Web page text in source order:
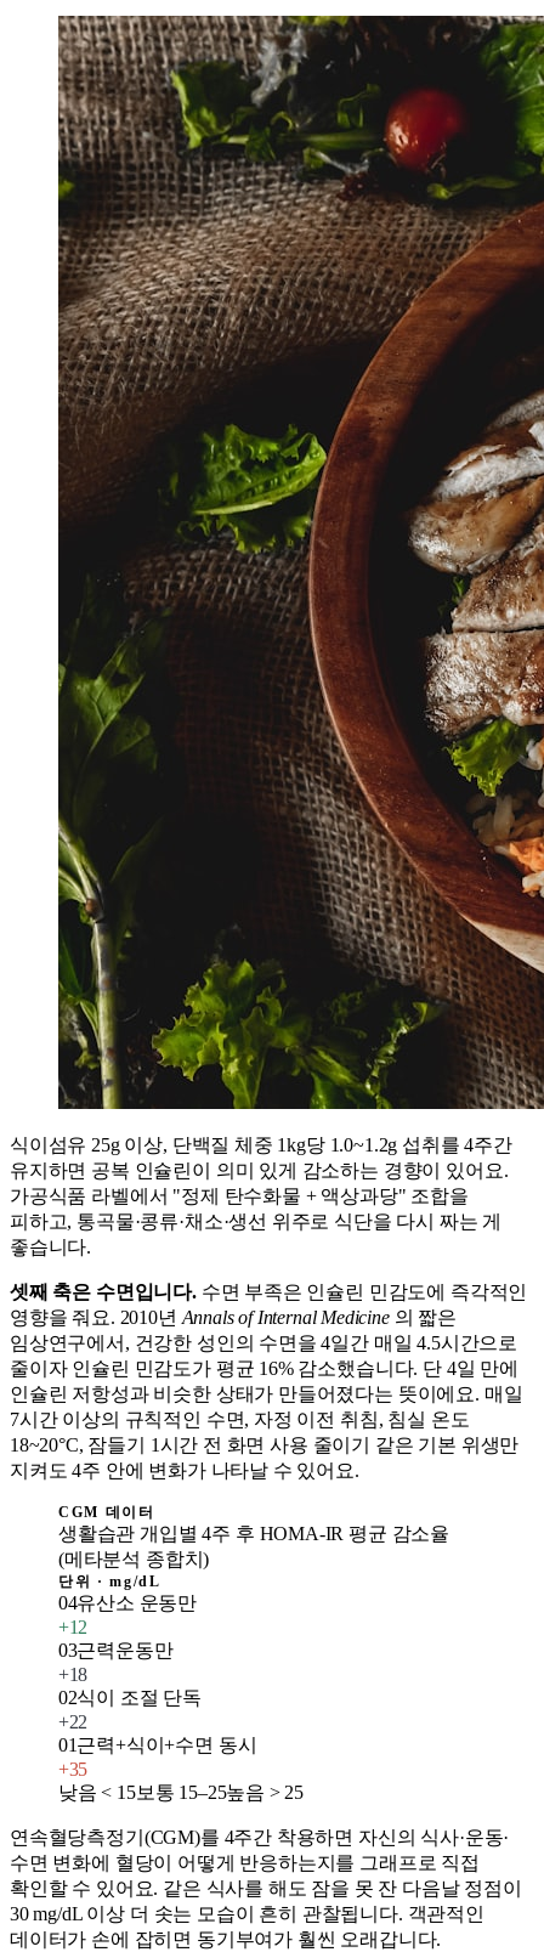
식이섬유 25g 이상, 단백질 체중 1kg당 1.0~1.2g 섭취를 4주간
유지하면 공복 인슐린이 의미 있게 감소하는 경향이 있어요.
가공식품 라벨에서 "정제 탄수화물 + 액상과당" 조합을
피하고, 통곡물·콩류·채소·생선 위주로 식단을 다시 짜는 게
좋습니다.
셋째 축은 수면입니다.수면 부족은 인슐린 민감도에 즉각적인
영향을 줘요. 2010년 Annals of Internal Medicine의 짧은
임상연구에서, 건강한 성인의 수면을 4일간 매일 4.5시간으로
줄이자 인슐린 민감도가 평균 16% 감소했습니다. 단 4일 만에
인슐린 저항성과 비슷한 상태가 만들어졌다는 뜻이에요. 매일
7시간 이상의 규칙적인 수면, 자정 이전 취침, 침실 온도
18~20°C, 잠들기 1시간 전 화면 사용 줄이기 같은 기본 위생만
지켜도 4주 안에 변화가 나타날 수 있어요.
CGM 데이터
생활습관 개입별 4주 후 HOMA-IR 평균 감소율
(메타분석 종합치)
단위 ·mg/dL
04유산소 운동만
+12
03근력운동만
+18
02식이 조절 단독
+22
01근력+식이+수면 동시
+35
낮음 < 15보통 15–25높음 > 25
연속혈당측정기(CGM)를 4주간 착용하면 자신의 식사·운동·
수면 변화에 혈당이 어떻게 반응하는지를 그래프로 직접
확인할 수 있어요. 같은 식사를 해도 잠을 못 잔 다음날 정점이
30 mg/dL 이상 더 솟는 모습이 흔히 관찰됩니다. 객관적인
데이터가 손에 잡히면 동기부여가 훨씬 오래갑니다.